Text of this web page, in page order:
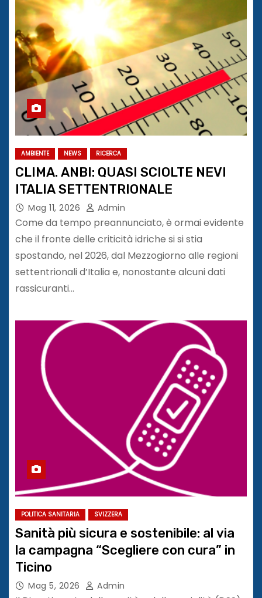
AMBIENTE NEWS RICERCA
CLIMA. ANBI: QUASI SCIOLTE NEVI
ITALIA SETTENTRIONALE
Mag 11, 2026 Admin
Come da tempo preannunciato, è ormai evidente
che il fronte delle criticità idriche si si stia
spostando, nel 2026, dal Mezzogiorno alle regioni
settentrionali d’Italia e, nonostante alcuni dati
rassicuranti…
POLITICA SANITARIA SVIZZERA
Sanità più sicura e sostenibile: al via
la campagna “Scegliere con cura” in
Ticino
Mag 5, 2026 Admin